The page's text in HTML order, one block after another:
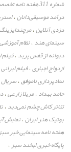
شماره 311 هفته نامه تخصصی نقد فیلم و تئاتر خبر سبز منتشر شد
درآمد موسیقی‌دانان،
دزدی آنلاین،مرچندایزینگ
سینمای هند ،نظام آموزشی
دیوانه از قفس پرید ،فیلم
ازدواج اجباری،فیلم ایرانی
نمادپردازی ناموفق،
حامد بهداد ،مریلا زارعی،
تئاتر کاش چشم نمی‌دید ،
بوتیک هنر ایران،نمایش
هفته نامه سینمایی خبر
پایگاه خبری لبخند سبز،